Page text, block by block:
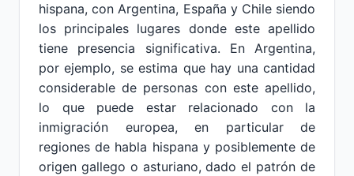
hispana, con Argentina, España y Chile siendo
los principales lugares donde este apellido
tiene presencia significativa. En Argentina,
por ejemplo, se estima que hay una cantidad
considerable de personas con este apellido,
lo que puede estar relacionado con la
inmigración europea, en particular de
regiones de habla hispana y posiblemente de
origen gallego o asturiano, dado el patrón de